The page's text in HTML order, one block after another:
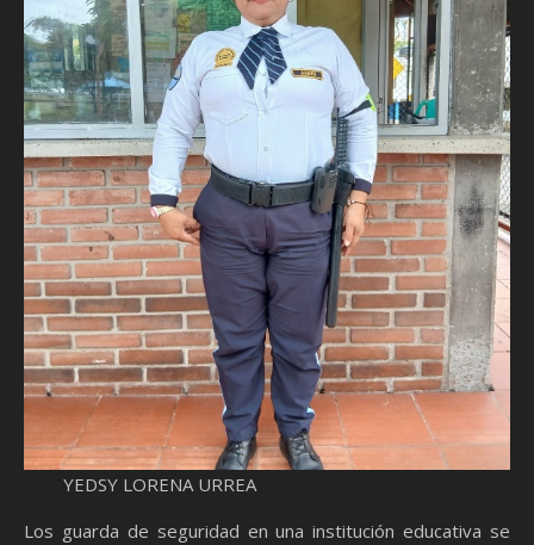
YEDSY LORENA URREA
Los guarda de seguridad en una institución educativa se